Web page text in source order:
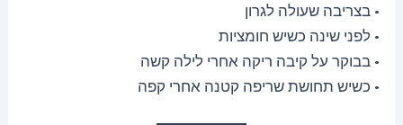
• בצריבה שעולה לגרון
• לפני שינה כשיש חומציות
• בבוקר על קיבה ריקה אחרי לילה קשה
• כשיש תחושת שריפה קטנה אחרי קפה